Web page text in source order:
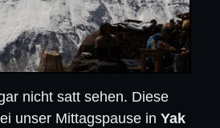
nicht satt sehen. Diese
unser Mittagspause in Yak